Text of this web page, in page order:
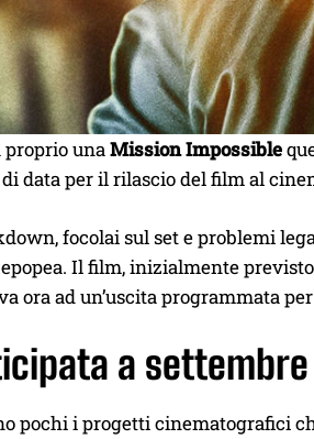
proprio unaMission Impossible
data per il rilascio del film al
focolai sul set e problemi
Il film, inizialmente
ora ad un’uscita programmata
a
pochi i progetti cinematografici